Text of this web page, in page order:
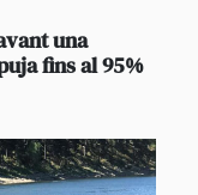
una
fins al 95%